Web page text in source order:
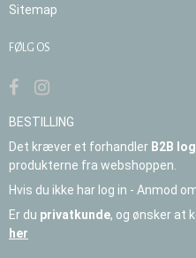
Sitemap
FØLG OS
BESTILLING
Det kræver et forhandler B2B
produkterne fra webshoppen.
Hvis du ikke har log in - Anmod
Er du privatkunde, og ønsker at
her